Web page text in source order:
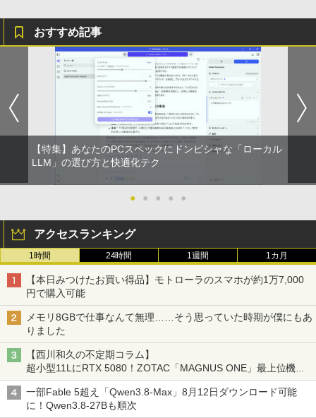
レスイヤホン Bluetooth 5.4 ノイズキャンセ
リング ANC 36時間再生
￥2,980
￥250
ベルレス 650mlPET×24本
￥2,009
おすすめ記事
【特集】あなたのPCスペックにドンピシャな「ローカル
LLM」の選び方と快適化テク
● ● ● ● ●
アクセスランキング
1時間 24時間 1週間 1カ月
【本日みつけたお買い得品】モトローラのスマホが約1万7,000
円で購入可能
メモリ8GBで仕事なんて無理……そう思っていた時期が僕にもあ
りました
【西川和久の不定期コラム】
超小型11LにRTX 5080！ZOTAC「MAGNUS ONE」最上位機の
実力を探る
一部Fable 5超え「Qwen3.8-Max」8月12日ダウンロード可能
に！Qwen3.8-27Bも順次